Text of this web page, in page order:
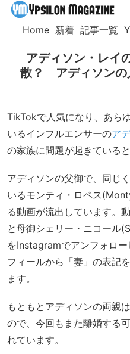
Home 新着 記事一覧
アディソン・レイ
散？ アディソンの
TikTokで人気になり、あら
いるインフルエンサーのア
の家族に問題が起きている
アディソンの父御で、同じ
いるモンティ・ロペス
る動画が流出しています。
と母御シェリー・ニコール
をInstagramでアンフォロ
フィールから「妻」の表記
ます。
もともとアディソンの両親
ので、今回もまた離婚する
れています。